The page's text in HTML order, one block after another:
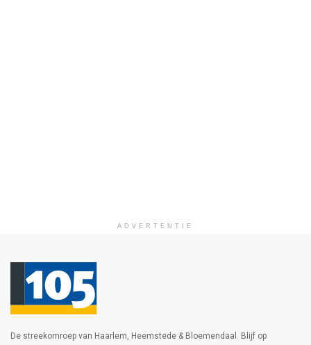
ADVERTENTIE
De streekomroep van Haarlem, Heemstede & Bloemendaal. Blijf op